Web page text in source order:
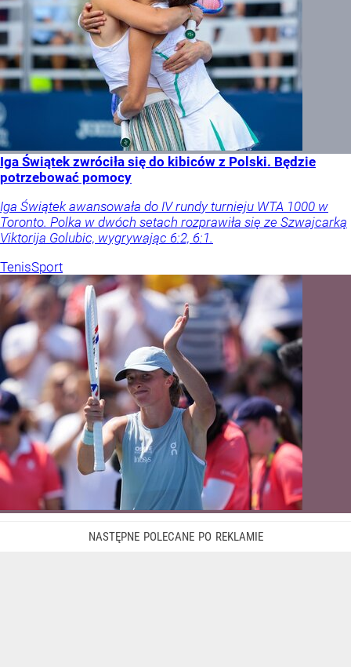
Iga Świątek zwróciła się do kibiców z Polski. Będzie
potrzebować pomocy
Iga Świątek awansowała do IV rundy turnieju WTA 1000 w
Toronto. Polka w dwóch setach rozprawiła się ze Szwajcarką
Viktorija Golubic, wygrywając 6:2, 6:1.
TenisSport